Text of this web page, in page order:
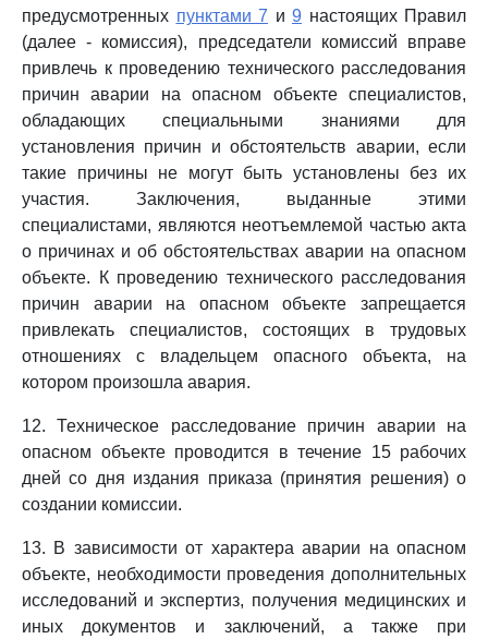
предусмотренных пунктами 7 и 9 настоящих Правил
(далее - комиссия), председатели комиссий вправе
привлечь к проведению технического расследования
причин аварии на опасном объекте специалистов,
обладающих специальными знаниями для
установления причин и обстоятельств аварии, если
такие причины не могут быть установлены без их
участия. Заключения, выданные этими
специалистами, являются неотъемлемой частью акта
о причинах и об обстоятельствах аварии на опасном
объекте. К проведению технического расследования
причин аварии на опасном объекте запрещается
привлекать специалистов, состоящих в трудовых
отношениях с владельцем опасного объекта, на
котором произошла авария.
12. Техническое расследование причин аварии на
опасном объекте проводится в течение 15 рабочих
дней со дня издания приказа (принятия решения) о
создании комиссии.
13. В зависимости от характера аварии на опасном
объекте, необходимости проведения дополнительных
исследований и экспертиз, получения медицинских и
иных документов и заключений, а также при